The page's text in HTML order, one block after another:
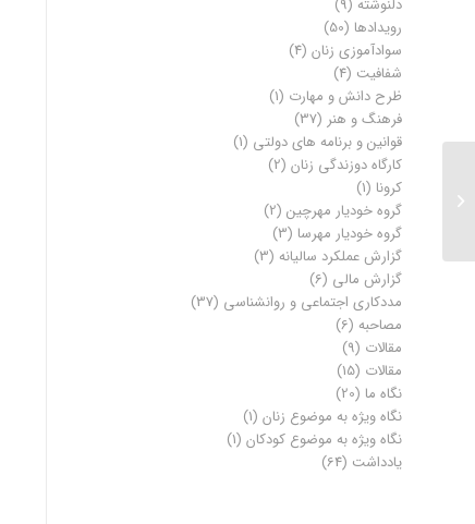
دلنوشته (9)
رویدادها (50)
سوادآموزی زنان (4)
شفافیت (4)
ظرح دانش و مهارت (1)
فرهنگ و هنر (37)
قوانین و برنامه های دولتی (1)
کارگاه دوزندگی زنان (2)
کرونا (1)
گروه خودیار مهرچین (2)
گروه خودیار مهرسا (3)
گزارش عملکرد سالیانه (3)
گزارش مالی (6)
مددکاری اجتماعی و روانشناسی (37)
مصاحبه (6)
مقالات (9)
مقالات (15)
نگاه ما (20)
نگاه ویژه به موضوع زنان (1)
نگاه ویژه به موضوع کودکان (1)
یادداشت (64)
اردوی پارک جمشیدیه